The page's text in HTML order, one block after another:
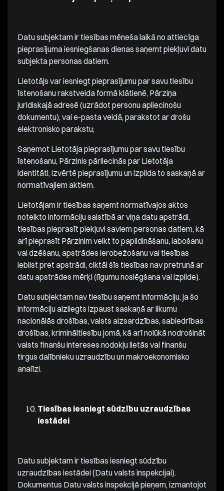
Datu subjektam ir tiesības mēneša laikā no attiecīga
pieprasījuma iesniegšanas dienas saņemt piekļuvi datu
subjekta personas datiem.
Lietotājs var iesniegt pieprasījumu par savu tiesību
īstenošanu rakstveida formā klātienē, Pārziņa
juridiskajā adresē (uzrādot personu apliecinošu
dokumentu), vai e-pasta veidā, parakstot ar drošu
elektronisko parakstu;
Saņemot Lietotāja pieprasījumu par savu tiesību
īstenošanu, Pārzinis pārliecinās par Lietotāja
identitāti, izvērtē pieprasījumu un izpilda to saskaņā ar
normatīvajiem aktiem.
Lietotājam ir tiesības saņemt normatīvajos aktos
noteikto informāciju saistībā ar viņa datu apstrādi,
tiesības pieprasīt piekļuvi saviem personas datiem, kā
arī pieprasīt Pārzinim veikt to papildināšanu, labošanu
vai dzēšanu, apstrādes ierobežošanu vai tiesības
iebilst pret apstrādi, ciktāl šīs tiesības nav pretrunā ar
datu apstrādes mērķi (līgumu noslēgšana vai izpilde).
Datu subjektam nav tiesību saņemt informāciju, ja šo
informāciju aizliegts izpaust saskaņā ar likumu
nacionālās drošības, valsts aizsardzības, sabiedrības
drošības, krimināltiesību jomā, kā arī nolūkā nodrošināt
valsts finanšu intereses nodokļu lietās vai finanšu
tirgus dalībnieku uzraudzību un makroekonomisko
analīzi.
Tiesības iesniegt sūdzību uzraudzības
iestādei
Datu subjektam ir tiesības iesniegt sūdzību
uzraudzības iestādei (Datu valsts inspekcijai).
Dokumentus Datu valsts inspekcijā pieņem, izmantojot